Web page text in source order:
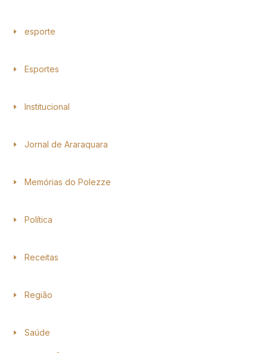
esporte
Esportes
Institucional
Jornal de Araraquara
Memórias do Polezze
Política
Receitas
Região
Saúde